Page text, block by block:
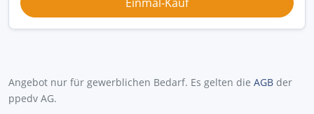
Angebot nur für gewerblichen Bedarf. Es gelten die AGB der
ppedv AG.